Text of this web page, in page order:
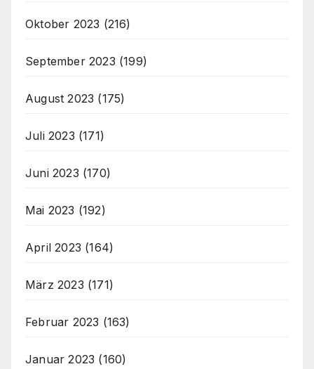
Oktober 2023 (216)
September 2023 (199)
August 2023 (175)
Juli 2023 (171)
Juni 2023 (170)
Mai 2023 (192)
April 2023 (164)
März 2023 (171)
Februar 2023 (163)
Januar 2023 (160)